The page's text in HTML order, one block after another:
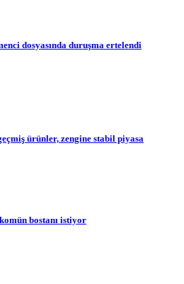
dosyasında duruşma ertelendi
ürünler, zengine stabil piyasa
bostanı istiyor